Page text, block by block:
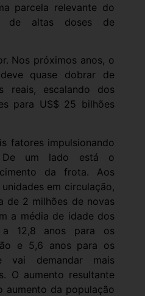
parcela relevante do
de altas doses de
Nos próximos anos, o
quase dobrar de
reais, escalando dos
para US$ 25 bilhões
fatores impulsionando
De um lado está o
da frota. Aos
em circulação,
de 2 milhões de novas
a média de idade dos
a 12,8 anos para os
e 5,6 anos para os
demandar mais
O aumento resultante
aumento da população